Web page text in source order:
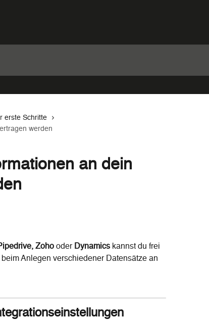
erste Schritte
werden
an dein
Zoho oder Dynamics kannst du frei
Anlegen verschiedener Datensätze an